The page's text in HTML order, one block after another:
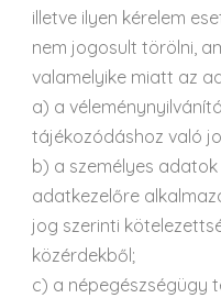
illetve ilyen kérelem
nem jogosult törölni,
valamelyike miatt az
a) a
tájékozódáshoz való
b) a személyes
adatkezelőre
jog szerinti
közérdekből;
c) a népegészségügy